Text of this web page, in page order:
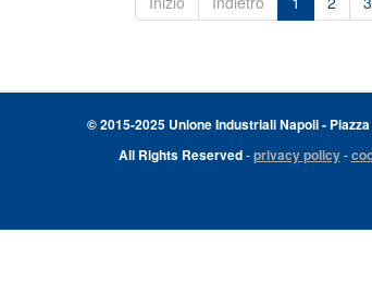
© 2015-2025 Unione Industriali Napoli -
All Rights Reserved-privacy policy-